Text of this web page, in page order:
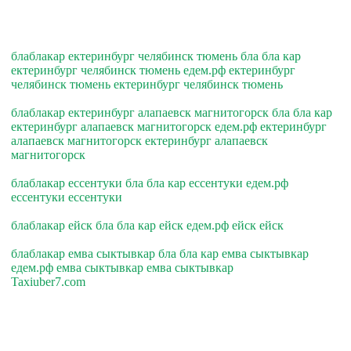
блаблакар ектеринбург челябинск тюмень бла бла кар
ектеринбург челябинск тюмень едем.рф ектеринбург
челябинск тюмень ектеринбург челябинск тюмень
блаблакар ектеринбург алапаевск магнитогорск бла бла кар
ектеринбург алапаевск магнитогорск едем.рф ектеринбург
алапаевск магнитогорск ектеринбург алапаевск
магнитогорск
блаблакар ессентуки бла бла кар ессентуки едем.рф
ессентуки ессентуки
блаблакар ейск бла бла кар ейск едем.рф ейск ейск
блаблакар емва сыктывкар бла бла кар емва сыктывкар
едем.рф емва сыктывкар емва сыктывкар
Taxiuber7.com